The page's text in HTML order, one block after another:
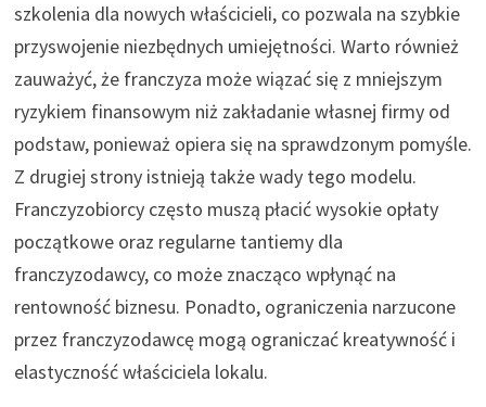
szkolenia dla nowych właścicieli, co pozwala na szybkie
przyswojenie niezbędnych umiejętności. Warto również
zauważyć, że franczyza może wiązać się z mniejszym
ryzykiem finansowym niż zakładanie własnej firmy od
podstaw, ponieważ opiera się na sprawdzonym pomyśle.
Z drugiej strony istnieją także wady tego modelu.
Franczyzobiorcy często muszą płacić wysokie opłaty
początkowe oraz regularne tantiemy dla
franczyzodawcy, co może znacząco wpłynąć na
rentowność biznesu. Ponadto, ograniczenia narzucone
przez franczyzodawcę mogą ograniczać kreatywność i
elastyczność właściciela lokalu.